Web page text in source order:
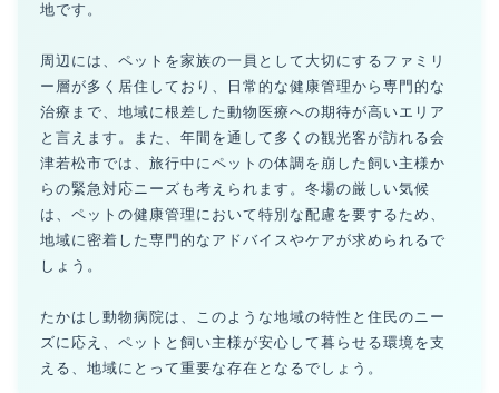
地です。
周辺には、ペットを家族の一員として大切にするファミリ
ー層が多く居住しており、日常的な健康管理から専門的な
治療まで、地域に根差した動物医療への期待が高いエリア
と言えます。また、年間を通して多くの観光客が訪れる会
津若松市では、旅行中にペットの体調を崩した飼い主様か
らの緊急対応ニーズも考えられます。冬場の厳しい気候
は、ペットの健康管理において特別な配慮を要するため、
地域に密着した専門的なアドバイスやケアが求められるで
しょう。
たかはし動物病院は、このような地域の特性と住民のニー
ズに応え、ペットと飼い主様が安心して暮らせる環境を支
える、地域にとって重要な存在となるでしょう。